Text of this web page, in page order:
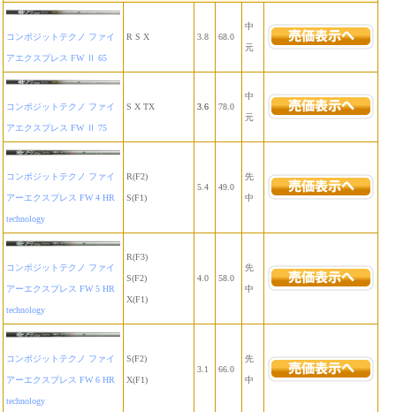
コンポジットテクノ ファイ
アエクスプレス FW Ⅱ 65
R S X 3.8 68.0
中
元
コンポジットテクノ ファイ
アエクスプレス FW Ⅱ 75
S X TX 3.6 78.0
中
元
コンポジットテクノ ファイ
アーエクスプレス FW 4 HR
technology
R(F2)
S(F1)
5.4 49.0
先
中
コンポジットテクノ ファイ
アーエクスプレス FW 5 HR
technology
R(F3)
S(F2)
X(F1)
4.0 58.0
先
中
コンポジットテクノ ファイ
アーエクスプレス FW 6 HR
technology
S(F2)
X(F1)
3.1 66.0
先
中